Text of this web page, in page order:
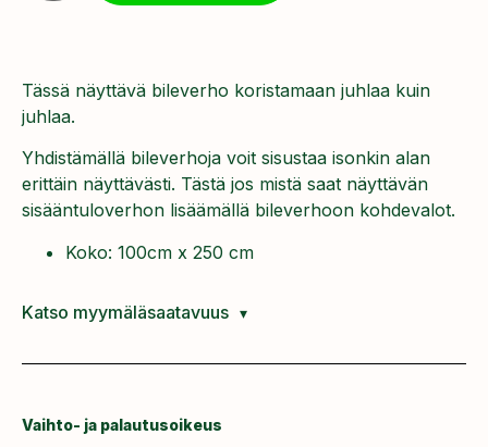
Tässä näyttävä bileverho koristamaan juhlaa kuin
juhlaa.
Yhdistämällä bileverhoja voit sisustaa isonkin alan
erittäin näyttävästi. Tästä jos mistä saat näyttävän
sisääntuloverhon lisäämällä bileverhoon kohdevalot.
Koko: 100cm x 250 cm
Katso myymäläsaatavuus
Vaihto- ja palautusoikeus